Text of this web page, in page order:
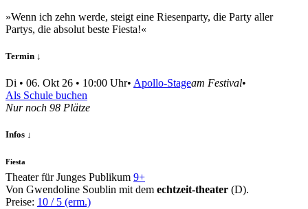
»Wenn ich zehn werde, steigt eine Riesenparty, die Party aller
Partys, die absolut beste Fiesta!«
Termin ↓
Di • 06. Okt 26 • 10:00 Uhr• Apollo-Stageam Festival•
Als Schule buchen
Nur noch 98 Plätze
Infos ↓
Fiesta
Theater für Junges Publikum 9+
Von Gwendoline Soublin mit dem echtzeit-theater (D).
Preise: 10 / 5 (erm.)